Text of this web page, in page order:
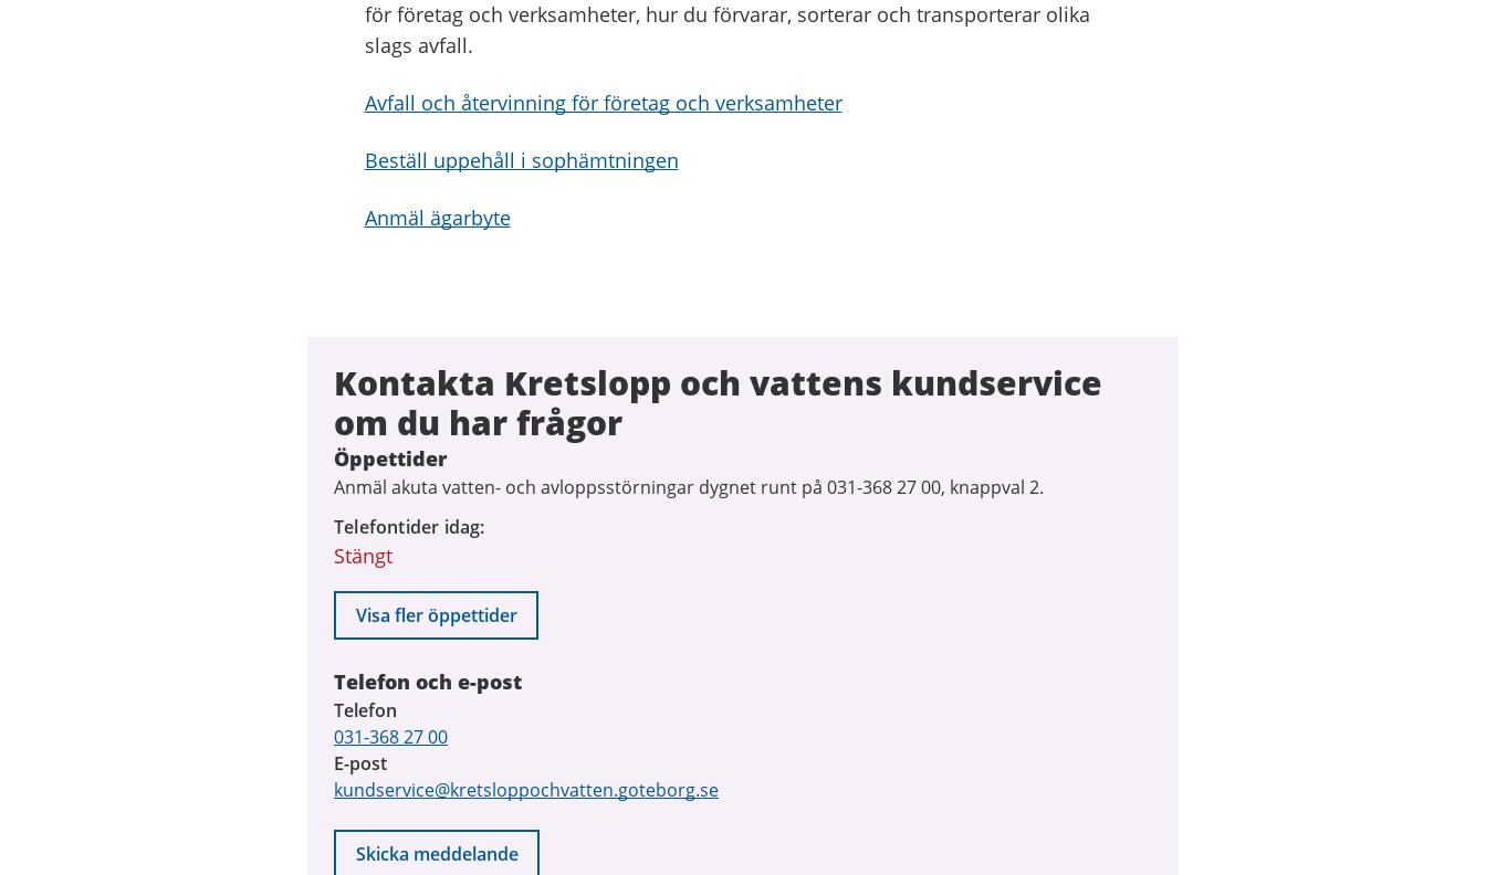
för företag och verksamheter, hur du förvarar, sorterar och transporterar olika
slags avfall.
Avfall och återvinning för företag och verksamheter
Beställ uppehåll i sophämtningen
Anmäl ägarbyte
Kontakta Kretslopp och vattens kundservice
om du har frågor
Öppettider
Anmäl akuta vatten- och avloppsstörningar dygnet runt på 031-368 27 00, knappval 2.
Telefontider idag
Stängt
Visa fler öppettider
Telefon och e-post
Telefon
031-368 27 00
E-post
kundservice@kretsloppochvatten.goteborg.se
Skicka meddelande